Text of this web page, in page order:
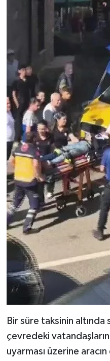
Bir süre taksinin
çevredeki
uyarması üzerine